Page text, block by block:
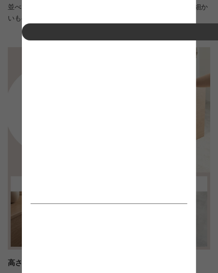
並べて収納が可能。下段は高さ12.3cmで文房具やノートなど細か
いものをすっきり整理できます。
高さのある物もラクラク収納できる大容量引き出し1段